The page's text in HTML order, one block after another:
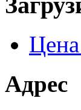
Адрес